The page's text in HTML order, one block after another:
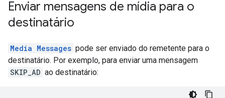
Enviar mensagens de mídia para o
destinatário
Media Messages pode ser enviado do remetente para o
destinatário. Por exemplo, para enviar uma mensagem
SKIP_AD ao destinatário: